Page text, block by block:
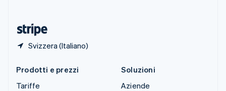
Svizzera (Italiano)
Prodotti e prezzi
Tariffe
Soluzioni
Aziende